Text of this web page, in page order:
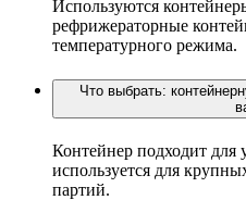
Используются
рефрижераторные
температурного режима.
Что выбрать:
Контейнер подходит для
используется для
партий.